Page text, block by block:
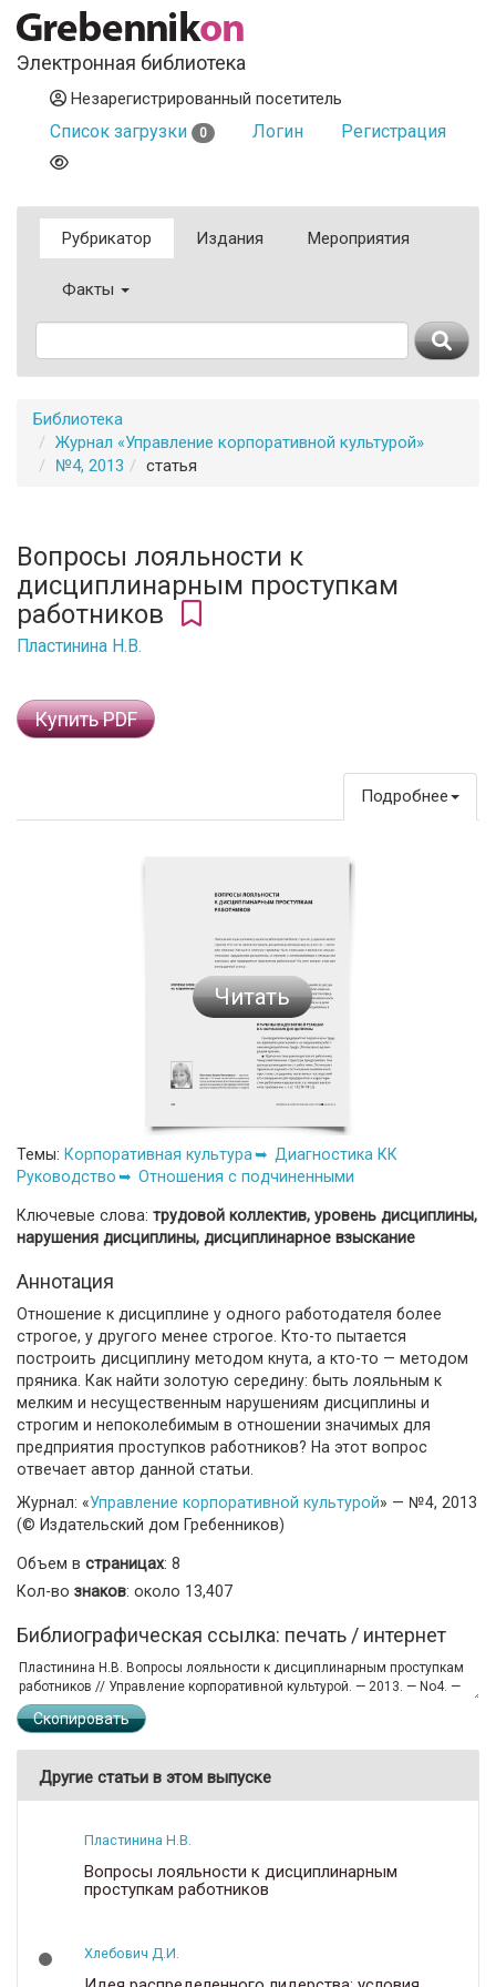
Электронная библиотека
Незарегистрированный посетитель
Список загрузки 0 Логин Регистрация
Рубрикатор Издания Мероприятия
Факты
Библиотека
Журнал «Управление корпоративной культурой»
№4, 2013
статья
Вопросы лояльности к
дисциплинарным проступкам
работников
Пластинина Н.В.
Купить PDF
Подробнее
Читать
Темы: Корпоративная культура
Диагностика КК
Руководство
Отношения с подчиненными
Ключевые слова: трудовой коллектив, уровень дисциплины,
нарушения дисциплины, дисциплинарное взыскание
Аннотация
Отношение к дисциплине у одного работодателя более
строгое, у другого менее строгое. Кто-то пытается
построить дисциплину методом кнута, а кто-то — методом
пряника. Как найти золотую середину: быть лояльным к
мелким и несущественным нарушениям дисциплины и
строгим и непоколебимым в отношении значимых для
предприятия проступков работников? На этот вопрос
отвечает автор данной статьи.
Журнал: «Управление корпоративной культурой» — №4, 2013
(© Издательский дом Гребенников)
Объем в страницах: 8
Кол-во знаков: около 13,407
Библиографическая ссылка: печать / интернет
Скопировать
Другие статьи в этом выпуске
Пластинина Н.В.
Вопросы лояльности к дисциплинарным
проступкам работников
Хлебович Д.И.